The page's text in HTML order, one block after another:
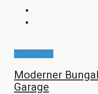
Kundenhaus
Moderner
Garage